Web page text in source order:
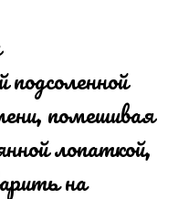
помешивая
лопаткой,
на